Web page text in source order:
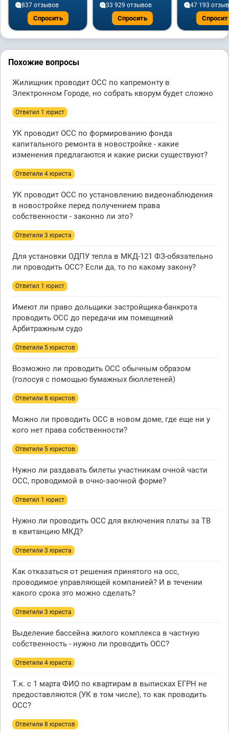
837 отзывов
Спросить
33 929 отзывов
Спросить
47 193
Похожие вопросы
Жилищник проводит ОСС по капремонту в
Электронном Городе, но собрать кворум будет сложно
Ответил 1 юрист
УК проводит ОСС по формированию фонда
капитального ремонта в новостройке - какие
изменения предлагаются и какие риски существуют?
Ответили 4 юристa
УК проводит ОСС по установлению видеонаблюдения
в новостройке перед получением права
собственности - законно ли это?
Ответили 3 юристa
Для установки ОДПУ тепла в МКД-121 ФЗ-обязательно
ли проводить ОСС? Если да, то по какому закону?
Ответил 1 юрист
Имеют ли право дольщики застройщика-банкрота
проводить ОСС до передачи им помещений
Арбитражным судо
Ответили 5 юристов
Возможно ли проводить ОСС обычным образом
(голосуя с помощью бумажных бюллетеней)
Ответили 8 юристов
Можно ли проводить ОСС в новом доме, где еще ни у
кого нет права собственности?
Ответили 5 юристов
Нужно ли раздавать билеты участникам очной части
ОСС, проводимой в очно-заочной форме?
Ответил 1 юрист
Нужно ли проводить ОСС для включения платы за ТВ
в квитанцию МКД?
Ответили 3 юристa
Как отказаться от решения принятого на осс,
проводимое управляющей компанией? И в течении
какого срока это можно сделать?
Ответили 3 юристa
Выделение бассейна жилого комплекса в частную
собственность - нужно ли проводить ОСС?
Ответили 4 юристa
Т.к. с 1 марта ФИО по квартирам в выписках ЕГРН не
предоставляются (УК в том числе), то как проводить
ОСС?
Ответили 8 юристов